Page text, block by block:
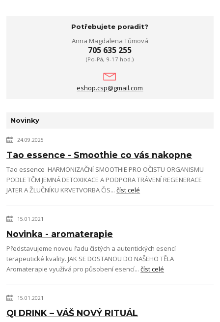
Potřebujete poradit?
Anna Magdalena Tůmová
705 635 255
(Po-Pá, 9-17 hod.)
eshop.csp@gmail.com
Novinky
24.09.2025
Tao essence - Smoothie co vás nakopne
Tao essence HARMONIZAČNÍ SMOOTHIE PRO OČISTU ORGANISMU
PODLE TČM JEMNÁ DETOXIKACE A PODPORA TRÁVENÍ REGENERACE
JATER A ŽLUČNÍKU KRVETVORBA ČIS...číst celé
15.01.2021
Novinka - aromaterapie
Představujeme novou řadu čistých a autentických esencí
terapeutické kvality. JAK SE DOSTANOU DO NAŠEHO TĚLA
Aromaterapie využívá pro působení esencí...číst celé
15.01.2021
QI DRINK – VÁŠ NOVÝ RITUÁL